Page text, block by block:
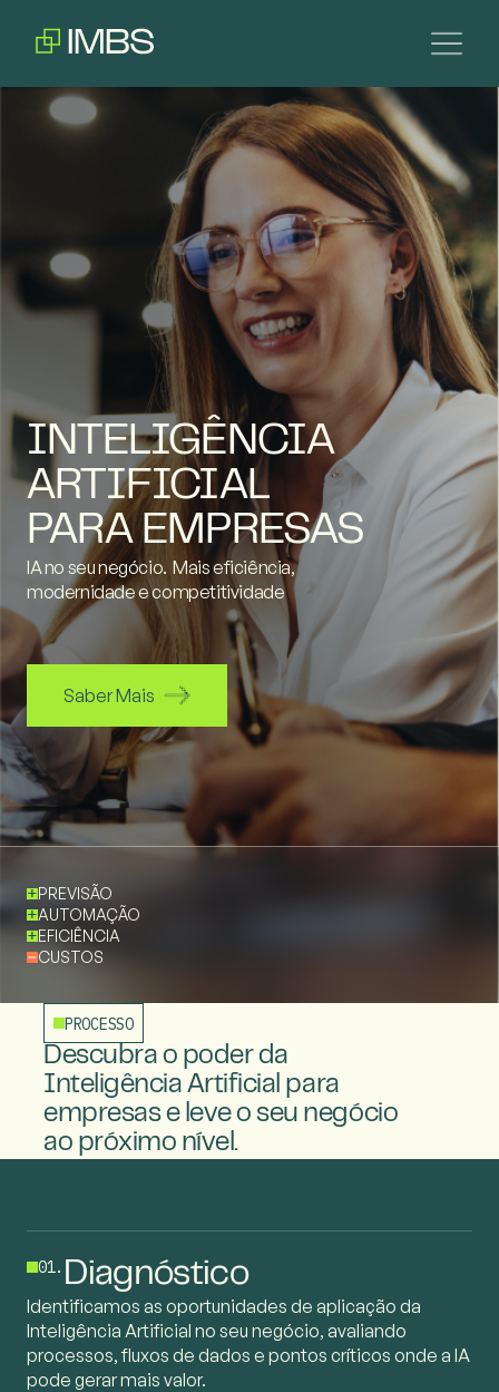
INTELIGÊNCIA
ARTIFICIAL
PARA EMPRESAS
IA no seu negócio. Mais eficiência,
modernidade e competitividade
Saber Mais
PREVISÃO
AUTOMAÇÃO
EFICIÊNCIA
CUSTOS
PROCESSO
Descubra o poder da
Inteligência Artificial para
empresas e leveo seu negócio
ao próximo nível.
01. Diagnóstico
Identificamos as oportunidades de aplicação da
Inteligência Artificial no seu negócio, avaliando
processos, fluxos de dados e pontos críticos onde a IA
pode gerar mais valor.